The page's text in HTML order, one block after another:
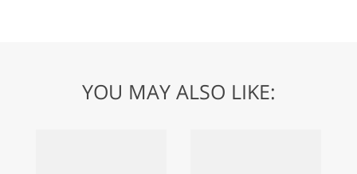
YOU MAY ALSO LIKE: